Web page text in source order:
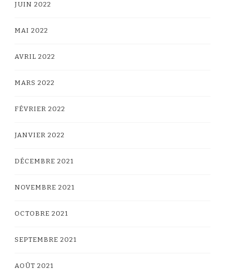
JUIN 2022
MAI 2022
AVRIL 2022
MARS 2022
FÉVRIER 2022
JANVIER 2022
DÉCEMBRE 2021
NOVEMBRE 2021
OCTOBRE 2021
SEPTEMBRE 2021
AOÛT 2021